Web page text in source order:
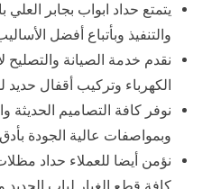
يتمتع حداد ابواب بجابر العلي
والتنفيذ وبأتباع أفضل
نقدم خدمة الصيانة والتصليح
الكهرباء وتركيب أقفال حديد
نوفر كافة التصاميم
وبمواصفات عالية الجودة
نؤمن أيضا للعملاء حداد